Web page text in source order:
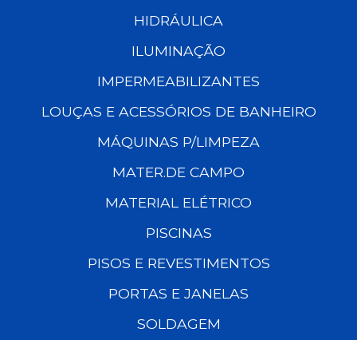
HIDRÁULICA
ILUMINAÇÃO
IMPERMEABILIZANTES
LOUÇAS E ACESSÓRIOS DE BANHEIRO
MÁQUINAS P/LIMPEZA
MATER.DE CAMPO
MATERIAL ELÉTRICO
PISCINAS
PISOS E REVESTIMENTOS
PORTAS E JANELAS
SOLDAGEM